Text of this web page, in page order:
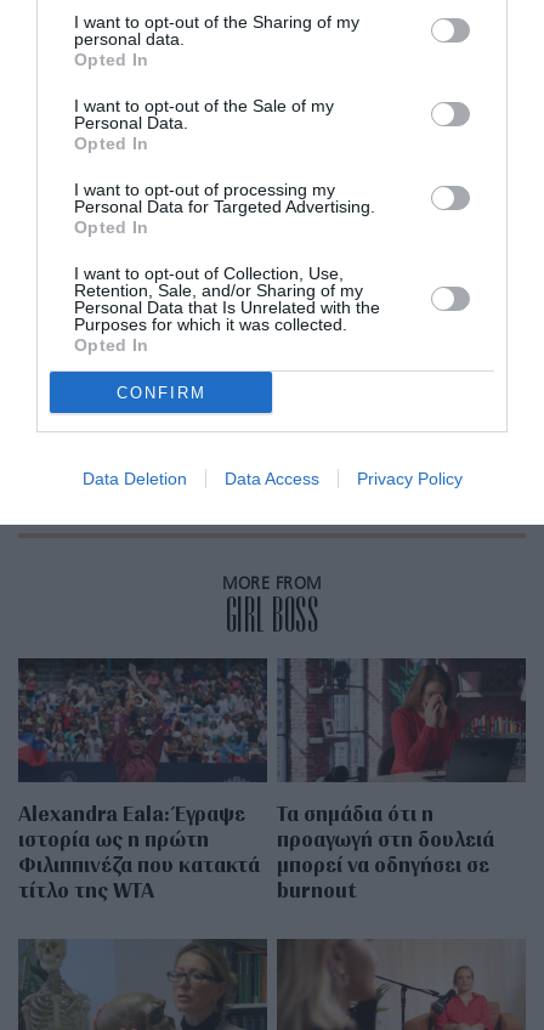
I want to opt-out of the Sharing of my
personal data.
Opted In
I want to opt-out of the Sale of my
Personal Data.
Opted In
I want to opt-out of processing my
Personal Data for Targeted Advertising.
Opted In
I want to opt-out of Collection, Use,
Retention, Sale, and/or Sharing of my
Personal Data that Is Unrelated with the
Purposes for which it was collected.
Opted In
CONFIRM
Data Deletion Data Access Privacy Policy
αποτελέσματα είναι σωστά.
Για την παραπάνω εικόνα ένας έγραψε στο Tik
«Δεν θα μπορούσε να με περιγράψει
καλύτερα. Είδα το βάζο».
ADVERTISEMENT - CONTINUE READING BELOW
RELATED STORY
Είναι το TikTok το νέο LinkedIn;
MORE FROM
GIRL BOSS
Alexandra Eala: Έγραψε
ιστορία ως η πρώτη
Φιλιππινέζα που κατακτά
τίτλο της WTA
Τα σημάδια ότι η
προαγωγή στη δουλειά
μπορεί να οδηγήσει σε
burnout